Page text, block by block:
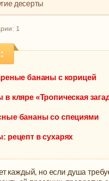
десерты
1
бананы с корицей
кляре «Тропическая
бананы со специями
рецепт в сухарях
каждый, но если душа